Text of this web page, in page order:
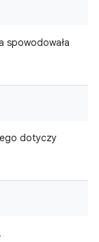
spowodowała
dotyczy